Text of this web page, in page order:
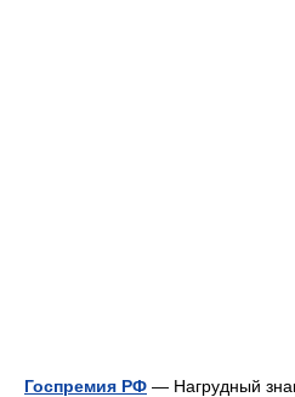
Госпремия РФ — Нагрудный